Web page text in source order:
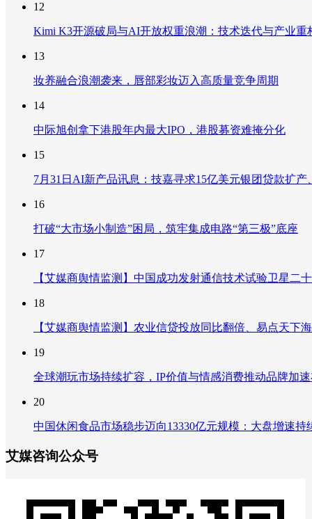
12
Kimi K3开源破局与AI开放权重浪潮：技术迭代与产业重
13
妆养融合浪潮袭来，唇部彩妆迈入高质量竞争周期
14
中际旭创拿下港股年内最大IPO，港股募资难掩分化
15
7月31日AI新产品讯息：技嘉寻求15亿美元银团贷款扩
16
打破“大市场小制造”困局，筑牢集成电路“第三极”底座
17
【艾媒商舆情监测】中国成功发射通信技术试验卫星
18
【艾媒商舆情监测】农业信贷投放同比翻倍、易点天下
19
全球潮玩市场持续扩容，IP价值与情感消费推动品牌加
20
中国休闲食品市场稳步迈向13330亿元规模：大盘增速
艾媒咨询公众号